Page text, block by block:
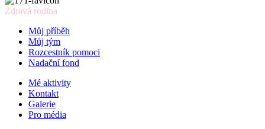
Zdravá rodina
Můj příběh
Můj tým
Rozcestník pomoci
Nadační fond
Mé aktivity
Kontakt
Galerie
Pro média